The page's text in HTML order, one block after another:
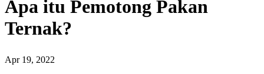
Apa itu Pemotong Pakan
Ternak?
Apr 19, 2022